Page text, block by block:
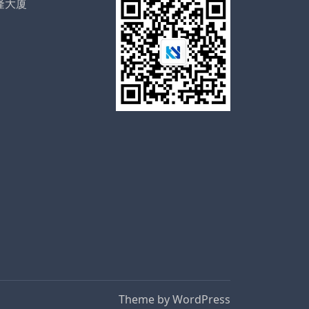
大厦
Theme byWordPress